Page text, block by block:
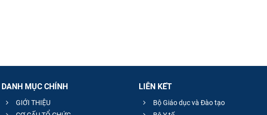
DANH MỤC CHÍNH
GIỚI THIỆU
LIÊN KẾT
Bộ Giáo dục và Đào tạo